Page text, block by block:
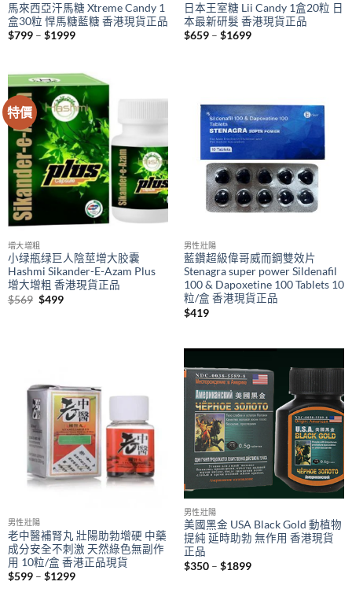
馬來西亞汗馬糖 Xtreme Candy 1
盒30粒 悍馬糖藍糖 香港現貨正品
$799 – $1999Price
$1999
日本王室糖 Lii Candy 1盒20粒 日
本最新研髮 香港現貨正品
$659 – $1699Price
特價
增大增粗
小绿瓶绿巨人陰莖增大胶囊
Hashmi Sikander-E-Azam Plus
增大增粗 香港現貨正品
$569 Original
price
$499Current
男性壯陽
藍鑽超級偉哥威而鋼雙效片
Stenagra super power Sildenafil
100 & Dapoxetine 100 Tablets 10
粒/盒 香港現貨正品
$419
男性壯陽
老中醫補腎丸 壯陽助勃增硬 中藥
成分安全不刺激 天然綠色無副作
用 10粒/盒 香港正品現貨
$599 – $1299Price
男性壯陽
美國黑金 USA Black Gold 動植物
提純 延時助勃 無作用 香港現貨
正品
$350 – $1899Price